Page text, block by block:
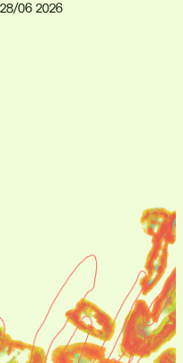
06 2026